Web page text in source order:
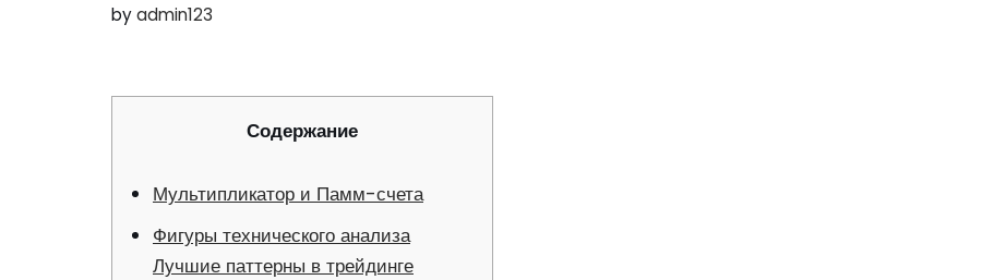
byadmin123
Содержание
Мультипликатор и Памм-счета
Фигуры технического анализа
Лучшие паттерны в трейдинге